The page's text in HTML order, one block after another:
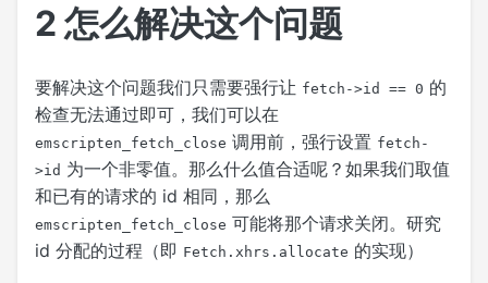
2 怎么解决这个问题
要解决这个问题我们只需要强行让 fetch->id == 0 的
检查无法通过即可，我们可以在
emscripten_fetch_close 调用前，强行设置 fetch-
>id 为一个非零值。那么什么值合适呢？如果我们取值
和已有的请求的 id 相同，那么
emscripten_fetch_close 可能将那个请求关闭。研究
id 分配的过程（即 Fetch.xhrs.allocate 的实现）